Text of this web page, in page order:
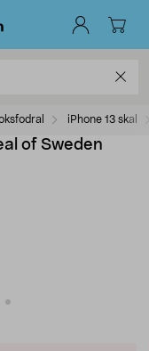
iPhone 13 skal
of Sweden